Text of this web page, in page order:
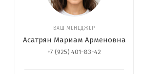
ВАШ МЕНЕДЖЕР
Асатрян Мариам Арменовна
+7 (925) 401-83-42